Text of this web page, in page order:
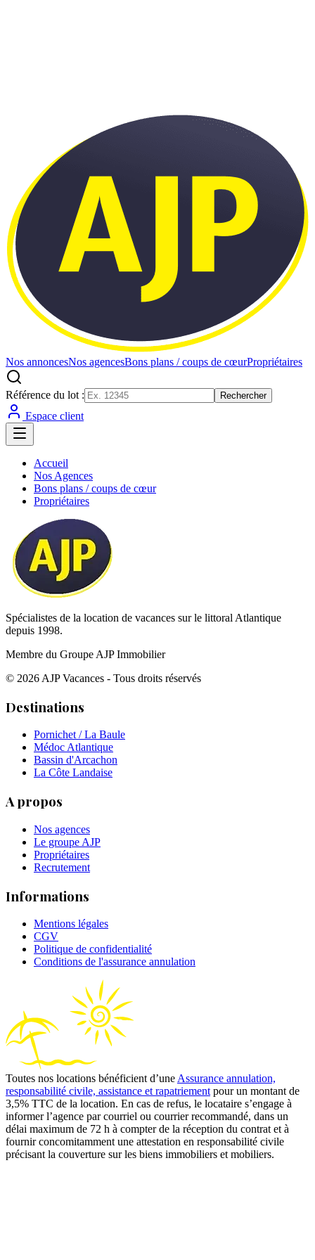
Nos annoncesNos agencesBons plans / coups de cœurPropriétaires
Référence du lot : Rechercher
Espace client
Accueil
Nos Agences
Bons plans / coups de cœur
Propriétaires
Spécialistes de la location de vacances sur le littoral Atlantique
depuis 1998.
Membre du Groupe AJP Immobilier
© 2026 AJP Vacances - Tous droits réservés
Destinations
Pornichet / La Baule
Médoc Atlantique
Bassin d'Arcachon
La Côte Landaise
A propos
Nos agences
Le groupe AJP
Propriétaires
Recrutement
Informations
Mentions légales
CGV
Politique de confidentialité
Conditions de l'assurance annulation
Toutes nos locations bénéficient d’une Assurance annulation,
responsabilité civile, assistance et rapatriement pour un montant de
3,5% TTC de la location. En cas de refus, le locataire s’engage à
informer l’agence par courriel ou courrier recommandé, dans un
délai maximum de 72 h à compter de la réception du contrat et à
fournir concomitamment une attestation en responsabilité civile
précisant la couverture sur les biens immobiliers et mobiliers.